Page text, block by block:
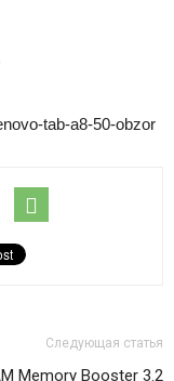
tab-a8-50-obzor
Следующая статья
Memory Booster 3.2